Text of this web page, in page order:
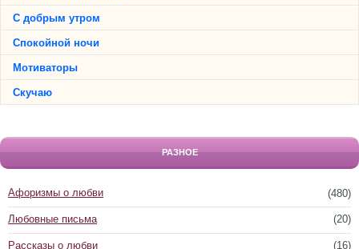
С добрым утром
Спокойной ночи
Мотиваторы
Скучаю
РАЗНОЕ
(480)
Афоризмы о любви
(20)
Любовные письма
(16)
Рассказы о любви